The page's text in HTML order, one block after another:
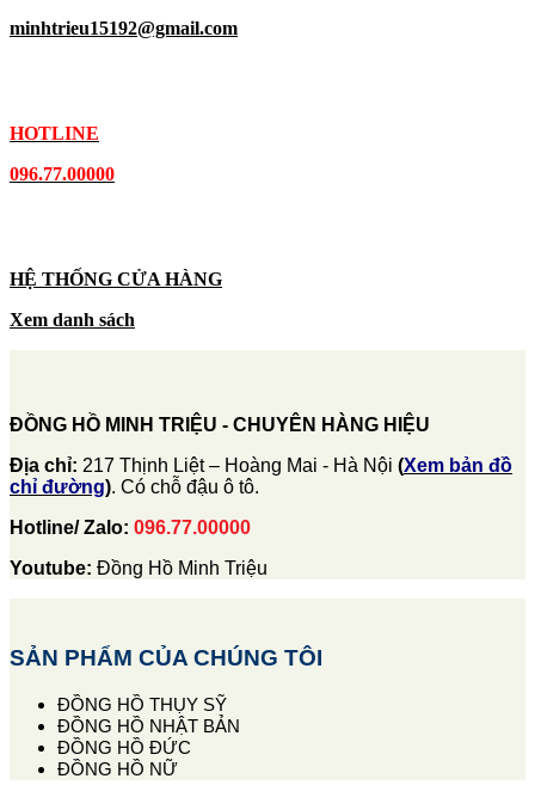
minhtrieu15192@gmail.com
HOTLINE
096.77.00000
HỆ THỐNG CỬA HÀNG
Xem danh sách
ĐỒNG HỒ MINH TRIỆU - CHUYÊN HÀNG HIỆU
Địa chỉ: 217 Thịnh Liệt – Hoàng Mai - Hà Nội (Xem bản đồ
chỉ đường). Có chỗ đậu ô tô.
Hotline/ Zalo: 096.77.00000
Youtube: Đồng Hồ Minh Triệu
SẢN PHẨM CỦA CHÚNG TÔI
ĐỒNG HỒ THỤY SỸ
ĐỒNG HỒ NHẬT BẢN
ĐỒNG HỒ ĐỨC
ĐỒNG HỒ NỮ